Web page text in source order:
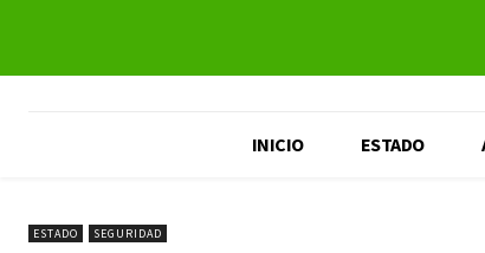
INICIO ESTADO
ESTADO SEGURIDAD